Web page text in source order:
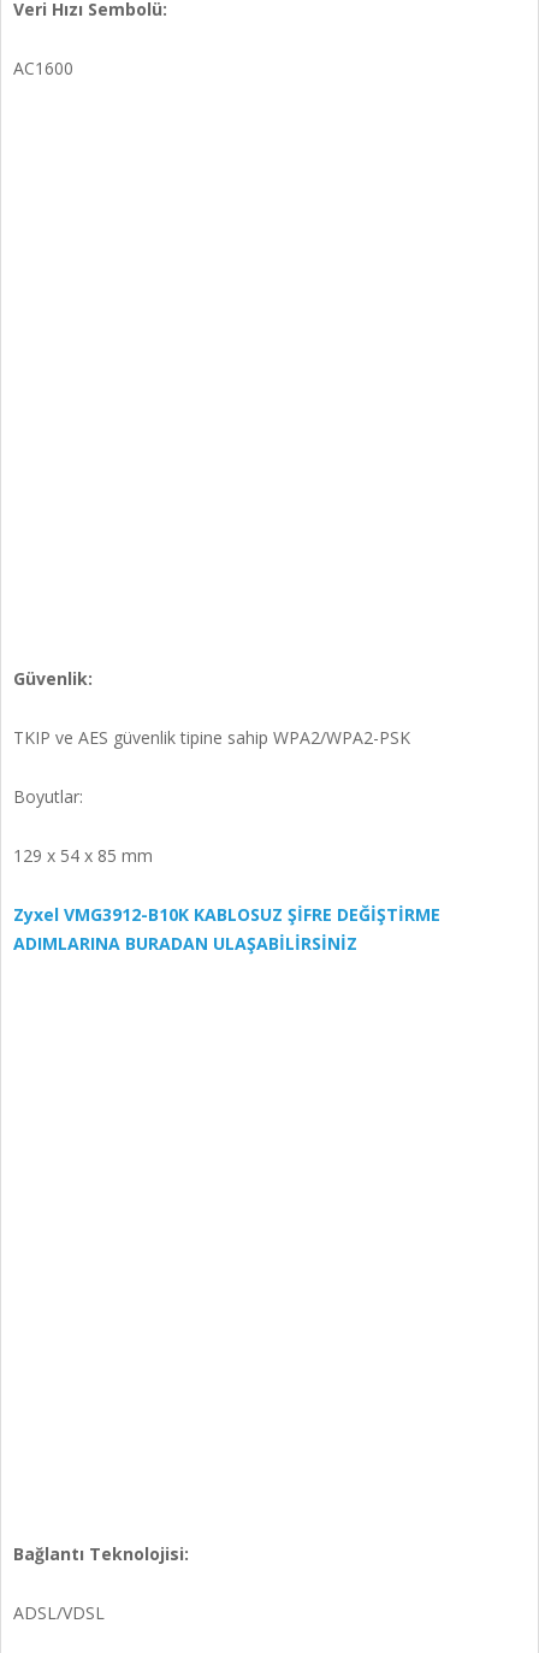
Veri Hızı Sembolü:
AC1600
Güvenlik:
TKIP ve AES güvenlik tipine sahip WPA2/WPA2-PSK
Boyutlar:
129 x 54 x 85 mm
Zyxel VMG3912-B10K KABLOSUZ ŞİFRE DEĞİŞTİRME
ADIMLARINA BURADAN ULAŞABİLİRSİNİZ
Bağlantı Teknolojisi:
ADSL/VDSL